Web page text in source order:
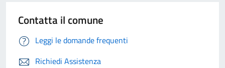
Contatta il comune
Leggi le domande frequenti
Richiedi Assistenza